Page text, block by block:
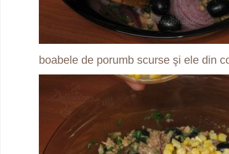
boabele de porumb scurse şi ele din